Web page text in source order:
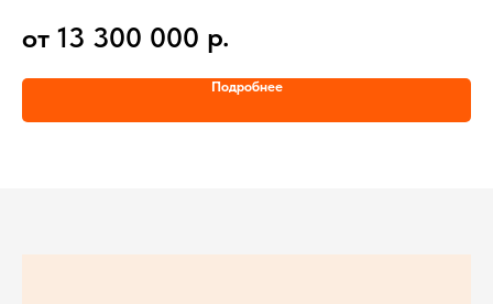
Базовый автомобиль – JAC N180,
Кабина со спальным местом,
Двигатель Cummins ISD285 50 (Евро-5),
от 13 300 000 р.
Подробнее